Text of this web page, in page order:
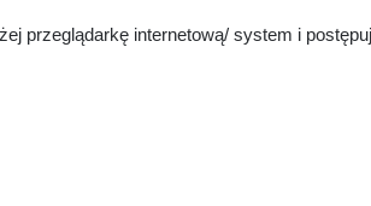
przeglądarkę internetową/ system i